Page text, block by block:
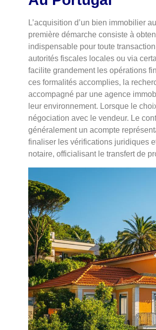
L’acquisition d’un bien immobilier
première démarche consiste à
indispensable pour toute
autorités fiscales locales ou via
facilite grandement les opérations
ces formalités accomplies, la
accompagné par une agence
leur environnement. Lorsque le
négociation avec le vendeur. Le
généralement un acompte
finaliser les vérifications juridiques
notaire, officialisant le transfert de